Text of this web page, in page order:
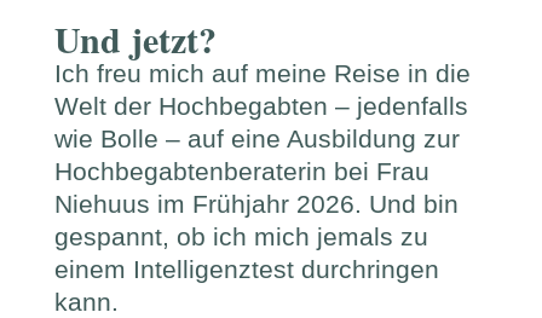
Und jetzt?
Ich freu mich auf meine Reise in die
Welt der Hochbegabten – jedenfalls
wie Bolle – auf eine Ausbildung zur
Hochbegabtenberaterin bei Frau
Niehuus im Frühjahr 2026. Und bin
gespannt, ob ich mich jemals zu
einem Intelligenztest durchringen
kann.